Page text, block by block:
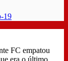
19
FC empatou
era o último